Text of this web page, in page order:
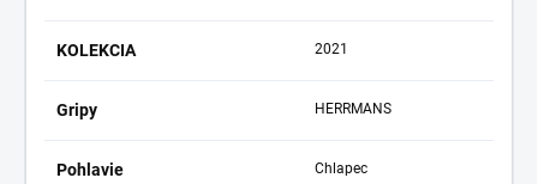
KOLEKCIA 2021
Gripy HERRMANS
Pohlavie Chlapec